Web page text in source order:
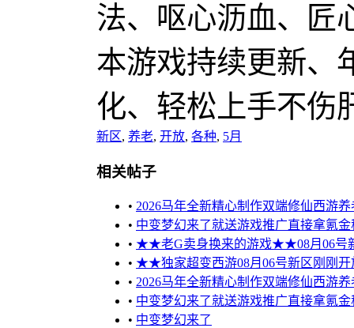
法、呕心沥血、匠
本游戏持续更新、
化、轻松上手不伤
新区, 养老, 开放, 各种, 5月
相关帖子
• 2026马年全新精心制作双端修仙西游
• 中变梦幻来了就送游戏推广直接拿氪金
• ★★老G卖身换来的游戏★★08月06号
• ★★独家超变西游08月06号新区刚刚
• 2026马年全新精心制作双端修仙西游
• 中变梦幻来了就送游戏推广直接拿氪金
• 中变梦幻来了